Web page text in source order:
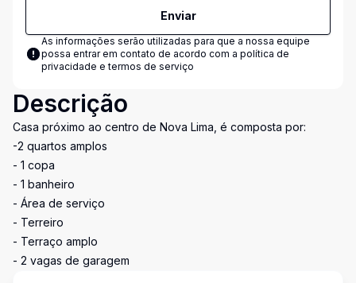
Enviar
As informações serão utilizadas para que a nossa equipe
possa entrar em contato de acordo com a política de
privacidade e termos de serviço
Descrição
Casa próximo ao centro de Nova Lima, é composta por:
-2 quartos amplos
- 1 copa
- 1 banheiro
- Área de serviço
- Terreiro
- Terraço amplo
- 2 vagas de garagem